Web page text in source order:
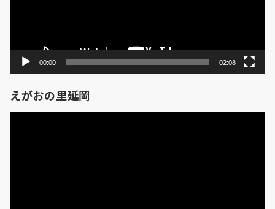
00:00 02:08
えがおの里延岡